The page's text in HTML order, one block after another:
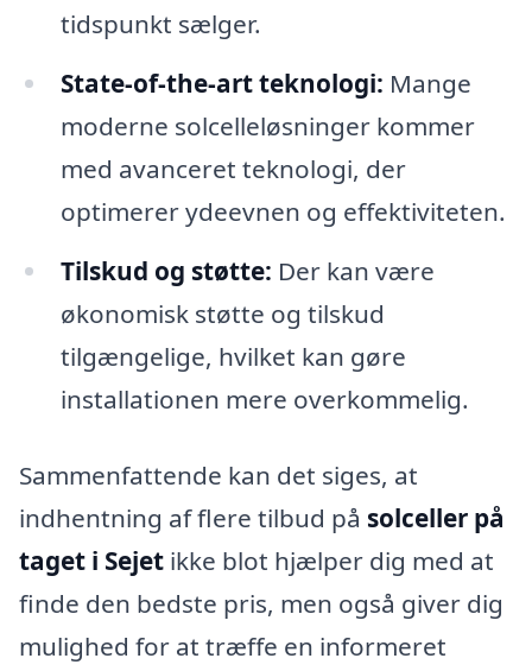
tidspunkt sælger.
State-of-the-art teknologi: Mange
moderne solcelleløsninger kommer
med avanceret teknologi, der
optimerer ydeevnen og effektiviteten.
Tilskud og støtte: Der kan være
økonomisk støtte og tilskud
tilgængelige, hvilket kan gøre
installationen mere overkommelig.
Sammenfattende kan det siges, at
indhentning af flere tilbud på solceller på
taget i Sejet ikke blot hjælper dig med at
finde den bedste pris, men også giver dig
mulighed for at træffe en informeret